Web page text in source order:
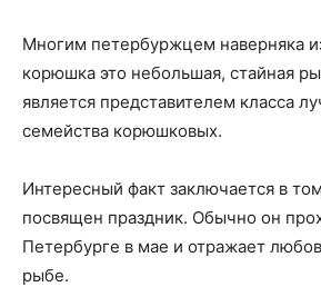
Многим петербуржцем наверняка
корюшка это небольшая, стайная
является представителем класса
семейства корюшковых.
Интересный факт заключается в
посвящен праздник. Обычно он
Петербурге в мае и отражает
рыбе.